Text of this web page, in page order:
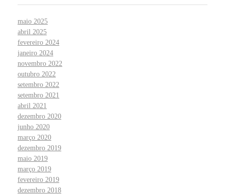
maio 2025
abril 2025
fevereiro 2024
janeiro 2024
novembro 2022
outubro 2022
setembro 2022
setembro 2021
abril 2021
dezembro 2020
junho 2020
março 2020
dezembro 2019
maio 2019
março 2019
fevereiro 2019
dezembro 2018